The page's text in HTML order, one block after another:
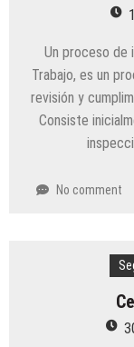
Un proceso de
Trabajo, es un
revisión y
Consiste
No comment